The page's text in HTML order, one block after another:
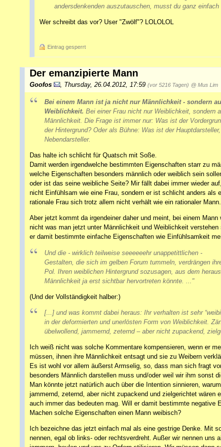
andersdenkenden auszutauschen, musst du ganz
Wer schreibt das vor? User "Zwölf"? LOLOLOL
Eintrag gesperrt
Der emanzipierte Mann
Goofos , Thursday, 26.04.2012, 17:59 (vor 5216 Tagen) @ Mus Lim
Bei einem Mann ist ja nicht nur Männlichkeit - sondern
Weiblichkeit. Bei einer Frau nicht nur Weiblichkeit, sondern
Männlichkeit. Die Frage ist immer nur: Was ist der
der Hintergrund? Oder als Bühne: Was ist der
Nebendarsteller.
Das halte ich schlicht für Quatsch mit Soße.
Damit werden irgendwelche bestimmten Eigenschaften starr zu
welche Eigenschaften besonders männlich oder weiblich sein
oder ist das seine weibliche Seite? Mir fällt dabei immer wieder
nicht Einfühlsam wie eine Frau, sondern er ist schlicht anders als
rationale Frau sich trotz allem nicht verhält wie ein rationaler Mann.
Aber jetzt kommt da irgendeiner daher und meint, bei einem
nicht was man jetzt unter Männlichkeit und Weiblichkeit
er damit bestimmte einfache Eigenschaften wie Einfühlsamkeit
Und die - wirklich teilweise seeeeeehr unappetittlichen -
Gestalten, die sich im gelben Forum tummeln, verdrängen
Pol. Ihren weiblichen Hintergrund sozusagen, aus dem
Männlichkeit ja erst sichtbar hervortreten könnte. ..."
(Und der Vollständigkeit halber:)
[...] und was kommt dabei heraus: Ihr verhalten ist sehr
in der deformierten und unerlösten Form von Weiblichkeit.
übelwollend, jammernd, zeternd – aber nicht zupackend,
Ich weiß nicht was solche Kommentare kompensieren, wenn er
müssen, ihnen ihre Männlichkeit entsagt und sie zu Weibern
Es ist wohl vor allem äußerst Armselig, so, dass man sich fragt
besonders Männlich darstellen muss und/oder weil wir ihm sonst
Man könnte jetzt natürlich auch über die Intention sinnieren,
jammernd, zeternd, aber nicht zupackend und zielgerichtet
auch immer das bedeuten mag. Will er damit bestimmte
Machen solche Eigenschaften einen Mann weibisch?
Ich bezeichne das jetzt einfach mal als eine gestrige Denke. Mit
nennen, egal ob links- oder rechtsverdreht. Außer wir nennen uns